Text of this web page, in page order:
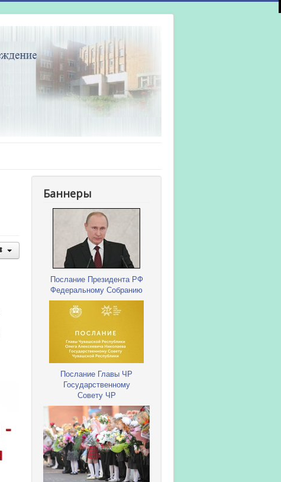
Баннеры
Послание Президента РФ
Федеральному Собранию
Послание Главы ЧР
Государственному
Совету ЧР